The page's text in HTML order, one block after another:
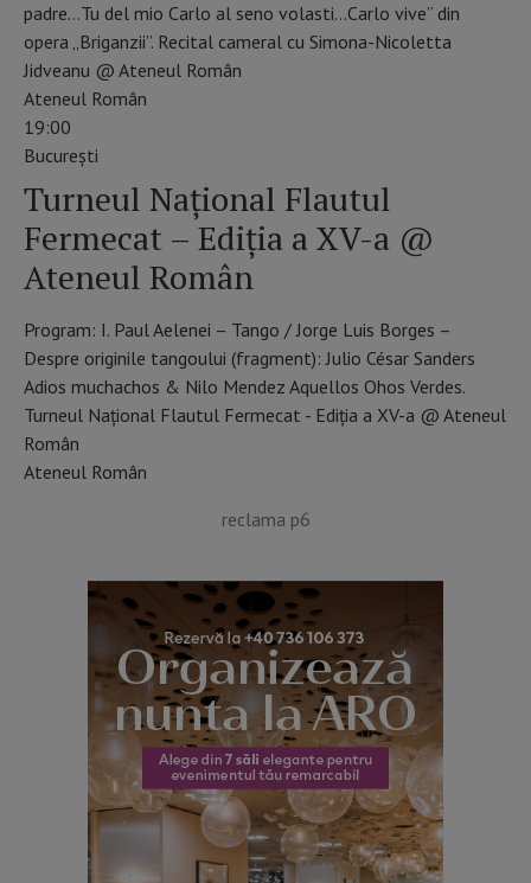
padre…Tu del mio Carlo al seno volasti…Carlo vive” din
opera „Briganzii”. Recital cameral cu Simona-Nicoletta
Jidveanu @ Ateneul Român
Ateneul Român
19:00
Bucureşti
Turneul Național Flautul
Fermecat – Ediția a XV-a @
Ateneul Român
Program: I. Paul Aelenei – Tango / Jorge Luis Borges –
Despre originile tangoului (fragment): Julio César Sanders
Adios muchachos & Nilo Mendez Aquellos Ohos Verdes.
Turneul Național Flautul Fermecat - Ediția a XV-a @ Ateneul
Român
Ateneul Român
reclama p6